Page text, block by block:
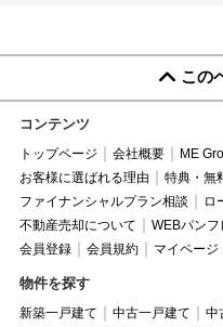
この
コンテンツ
トップページ 会社概要 ME
お客様に選ばれる理由
特典・無
ファイナンシャルプラン相談
ロ
不動産売却について
WEBパンフ
会員登録
会員規約 マイページ
物件を探す
新築一戸建て 中古一戸建て 中